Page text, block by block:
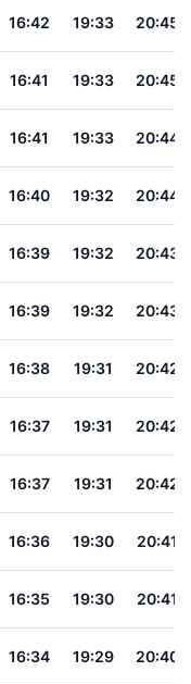
16:42 19:33 20:45
16:41 19:33 20:45
16:41 19:33 20:44
16:40 19:32 20:44
16:39 19:32 20:43
16:39 19:32 20:43
16:38 19:31 20:42
16:37 19:31 20:42
16:37 19:31 20:42
16:36 19:30 20:41
16:35 19:30 20:41
16:34 19:29 20:40